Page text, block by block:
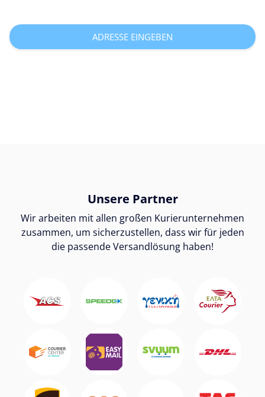
ADRESSE EINGEBEN
Unsere Partner
Wir arbeiten mit allen großen Kurierunternehmen
zusammen, um sicherzustellen, dass wir für jeden
die passende Versandlösung haben!